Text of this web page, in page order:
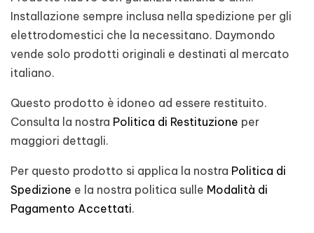
Installazione sempre inclusa nella spedizione per gli
elettrodomestici che la necessitano. Daymondo
vende solo prodotti originali e destinati al mercato
italiano.
Questo prodotto è idoneo ad essere restituito.
Consulta la nostra Politica di Restituzione per
maggiori dettagli.
Per questo prodotto si applica la nostra Politica di
Spedizione e la nostra politica sulle Modalità di
Pagamento Accettati.